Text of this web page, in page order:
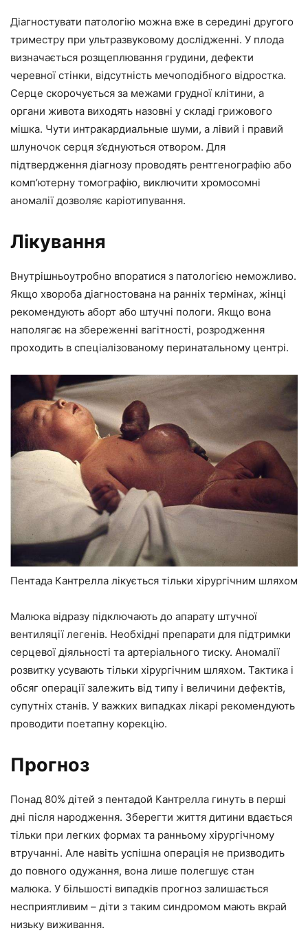
Діагностувати патологію можна вже в середині другого
триместру при ультразвуковому дослідженні. У плода
визначається розщеплювання грудини, дефекти
черевної стінки, відсутність мечоподібного відростка.
Серце скорочується за межами грудної клітини, а
органи живота виходять назовні у складі грижового
мішка. Чути интракардиальные шуми, а лівий і правий
шлуночок серця з’єднуються отвором. Для
підтвердження діагнозу проводять рентгенографію або
комп’ютерну томографію, виключити хромосомні
аномалії дозволяє каріотипування.
Лікування
Внутрішньоутробно впоратися з патологією неможливо.
Якщо хвороба діагностована на ранніх термінах, жінці
рекомендують аборт або штучні пологи. Якщо вона
наполягає на збереженні вагітності, розродження
проходить в спеціалізованому перинатальному центрі.
Пентада Кантрелла лікується тільки хірургічним шляхом
Малюка відразу підключають до апарату штучної
вентиляції легенів. Необхідні препарати для підтримки
серцевої діяльності та артеріального тиску. Аномалії
розвитку усувають тільки хірургічним шляхом. Тактика і
обсяг операції залежить від типу і величини дефектів,
супутніх станів. У важких випадках лікарі рекомендують
проводити поетапну корекцію.
Прогноз
Понад 80% дітей з пентадой Кантрелла гинуть в перші
дні після народження. Зберегти життя дитини вдається
тільки при легких формах та ранньому хірургічному
втручанні. Але навіть успішна операція не призводить
до повного одужання, вона лише полегшує стан
малюка. У більшості випадків прогноз залишається
несприятливим – діти з таким синдромом мають вкрай
низьку виживання.